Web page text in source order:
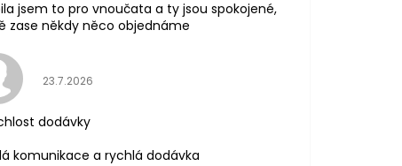
jsem to pro vnoučata a ty jsou spokojené,
zase někdy něco objednáme
Hodnocení obchodu je 5 z 5 hvězdiček.
23.7.2026
dodávky
komunikace a rychlá dodávka